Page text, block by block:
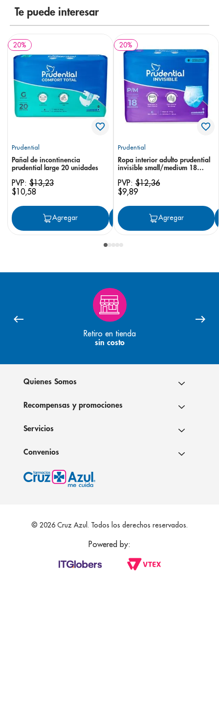
Te puede interesar
20%
Prudential
Pañal de incontinencia
prudential large 20 unidades
PVP: $13,23
$10,58
Agregar Agregar
20%
Prudential
Ropa interior adulto prudential
invisible small/medium 18
PVP:$12,36
$9,89
Agregar
Retiro en tienda
sin costo
Quienes Somos
Recompensas y promociones
Servicios
Convenios
© 2026 Cruz Azul. Todos los derechos reservados.
Powered by: